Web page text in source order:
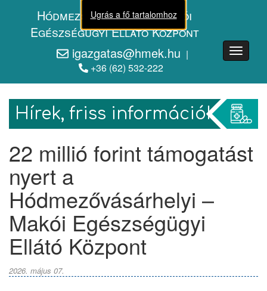
Ugrás a fő tartalomhoz
Hódmezővásárhelyi - Makói
Egészségügyi Ellátó Központ
igazgatas@hmek.hu |
+36 (62) 532-222
HMEK
Menü
Hírek, friss információk
22 millió forint támogatást
nyert a
Hódmezővásárhelyi –
Makói Egészségügyi
Ellátó Központ
2026. május 07.